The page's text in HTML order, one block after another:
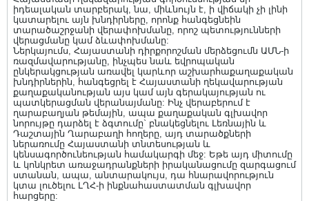
իդեալական տարբերակ, նա, միևնույն է, ի վիճակի չի լինի
կատարելու այն խնդիրները, որոնք հանգեցնեին
տարածաշրջանի վերափոխմանը, որոշ պետությունների
վերացմանը կամ ձևափոխմանը:
Ներկայումս, Հայաստանի դիրքորոշման մերձեցումն ԱՄՆ-ի
ռազմավարությանը, ինչպես նաև եվրոպական
ընկերակցության առավել կարևոր աշխարհաքաղաքական
խնդիրներին, հանգեցրել է Հայաստանի ղեկավարության
քաղաքականության այս կամ այն գերակայության ու
պատկերացման վերանայմանը: Ինչ վերաբերում է
ղարաբաղյան թեմային, ապա քաղաքական գլխավոր
նորույթը դարձել է ձգտումը` բնակեցնելու Լեռնային և
Դաշտային Ղարաբաղի հողերը, այդ տարածքների
ներառումը Հայաստանի տնտեսության և
կենսագործունեության համակարգի մեջ: Եթե այդ միտումը
և կոնկրետ առաջադրանքների իրականացումը զարգացում
ստանան, ապա, անտարակույս, դա հնարավորություն
կտա լուծելու ԼՂՀ-ի ինքնահաստատման գլխավոր
հարցերը: